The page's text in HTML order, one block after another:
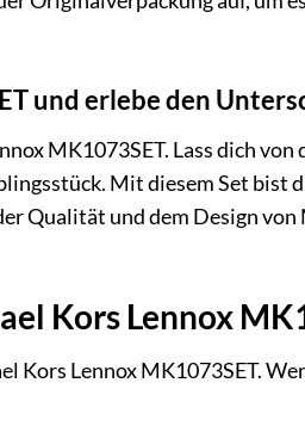
und erlebe den
MK1073SET. Lass dich von
Mit diesem Set bist
Qualität und dem Design von
Kors Lennox
Lennox MK1073SET.